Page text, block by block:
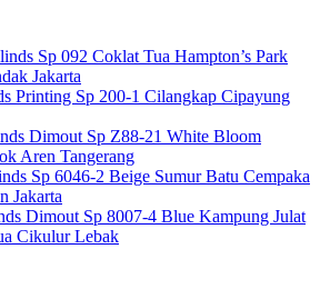
Sp 092 Coklat Tua Hampton’s Park
Jakarta
Printing Sp 200-1 Cilangkap Cipayung
Dimout Sp Z88-21 White Bloom
Aren Tangerang
Sp 6046-2 Beige Sumur Batu Cempaka
Jakarta
Dimout Sp 8007-4 Blue Kampung Julat
Cikulur Lebak